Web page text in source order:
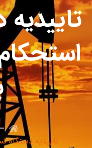
تاییدیه دستگاه